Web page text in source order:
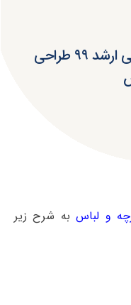
دانلود سوالات کنکور کارشناسی ارشد ۹۹ طراحی
و لباس به شرح زیر